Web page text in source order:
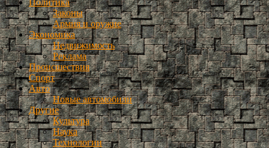
Политика
Законы
Армия и оружие
Экономика
Недвижимость
Реклама
Происшествия
Спорт
Авто
Новые автомобили
Другие
Культура
Наука
Технологии